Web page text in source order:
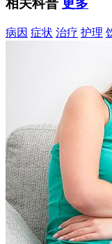
相关科普 更多
病因 症状 治疗 护理